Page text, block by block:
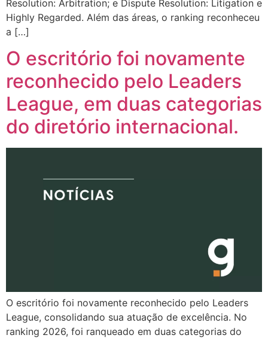
Resolution: Arbitration; e Dispute Resolution: Litigation e
Highly Regarded. Além das áreas, o ranking reconheceu
a […]
O escritório foi novamente
reconhecido pelo Leaders
League, em duas categorias
do diretório internacional.
O escritório foi novamente reconhecido pelo Leaders
League, consolidando sua atuação de excelência. No
ranking 2026, foi ranqueado em duas categorias do